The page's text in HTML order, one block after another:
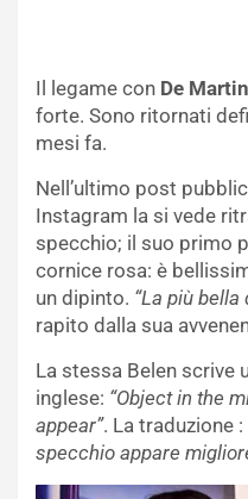
Il legame con De
forte. Sono ritornati
mesi fa.
Nell’ultimo post
Instagram la si vede
specchio; il suo primo
cornice rosa: è
un dipinto. “La più bella
rapito dalla sua
La stessa Belen scrive
inglese: “Object in the
appear”. La traduzione :
specchio appare